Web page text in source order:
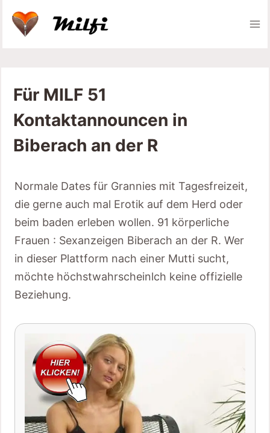
Inhalt
Für MILF 51
Kontaktannouncen in
Biberach an der R
Normale Dates für Grannies mit Tagesfreizeit,
die gerne auch mal Erotik auf dem Herd oder
beim baden erleben wollen. 91 körperliche
Frauen : Sexanzeigen Biberach an der R. Wer
in dieser Plattform nach einer Mutti sucht,
möchte höchstwahrscheinlch keine offizielle
Beziehung.